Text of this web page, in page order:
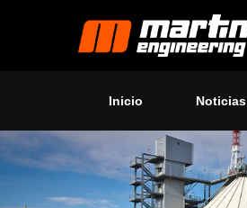
Inicio Noticias